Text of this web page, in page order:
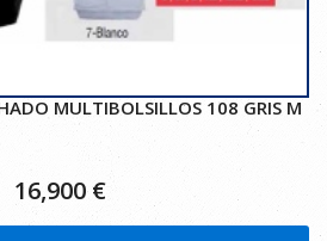
MULTIBOLSILLOS 108 GRIS M
16,900€